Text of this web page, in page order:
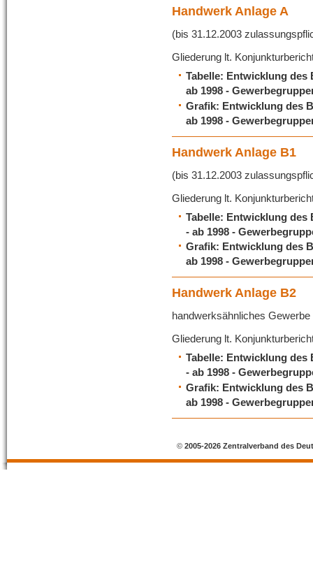
Handwerk Anlage A
(bis 31.12.2003
Gliederung lt.
Tabelle: Entwicklung des
ab 1998 -
Grafik: Entwicklung des
ab 1998 -
Handwerk Anlage B1
(bis 31.12.2003
Gliederung lt.
Tabelle: Entwicklung des
- ab 1998 -
Grafik: Entwicklung des
ab 1998 -
Handwerk Anlage B2
handwerksähnliches Gewerbe
Gliederung lt.
Tabelle: Entwicklung des
- ab 1998 -
Grafik: Entwicklung des
ab 1998 -
© 2005-2026 Zentralverband des